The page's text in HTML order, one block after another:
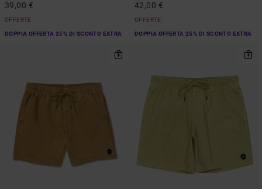
39,00 €
OFFERTE
DOPPIA OFFERTA 25% DI SCONTO EXTRA
42,00 €
OFFERTE
DOPPIA OFFERTA 25% DI SCONTO EXTRA